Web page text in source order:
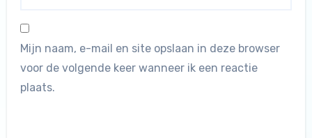
Mijn naam, e-mail en site opslaan in deze browser
voor de volgende keer wanneer ik een reactie
plaats.